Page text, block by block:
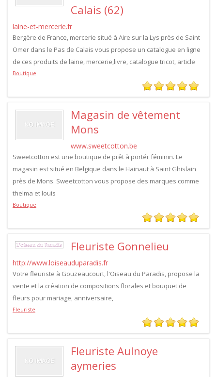
Calais (62)
laine-et-mercerie.fr
Bergère de France, mercerie situé à Aire sur la Lys près de Saint
Omer dans le Pas de Calais vous propose un catalogue en ligne
de ces produits de laine, mercerie,livre, catalogue tricot, article
Boutique
Magasin de vêtement
Mons
www.sweetcotton.be
Sweetcotton est une boutique de prêt à portér féminin. Le
magasin est situé en Belgique dans le Hainaut à Saint Ghislain
près de Mons. Sweetcotton vous propose des marques comme
thelma et louis
Boutique
Fleuriste Gonnelieu
http://www.loiseauduparadis.fr
Votre fleuriste à Gouzeaucourt, l'Oiseau du Paradis, propose la
vente et la création de compositions florales et bouquet de
fleurs pour mariage, anniversaire,
Fleuriste
Fleuriste Aulnoye
aymeries